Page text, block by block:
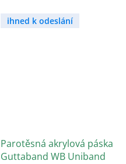
ihned k odeslání
Parotěsná akrylová páska
Guttaband WB Uniband